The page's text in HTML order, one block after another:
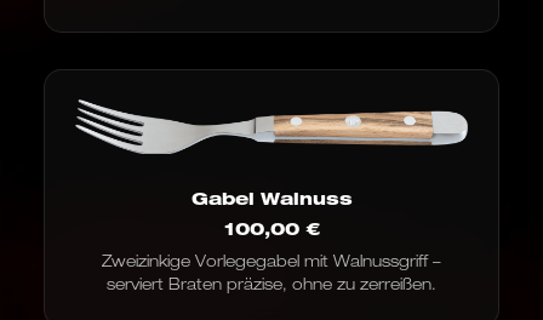
Gabel Walnuss
100,00 €
Zweizinkige Vorlegegabel mit Walnussgriff –
serviert Braten präzise, ohne zu zerreißen.